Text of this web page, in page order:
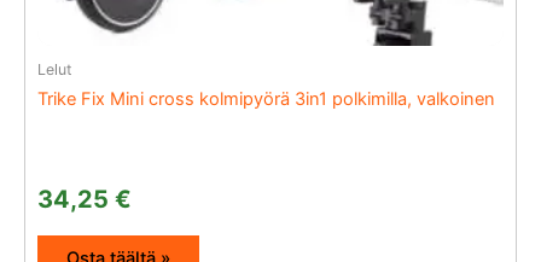
Lelut
Trike Fix Mini cross kolmipyörä 3in1 polkimilla, valkoinen
34,25 €